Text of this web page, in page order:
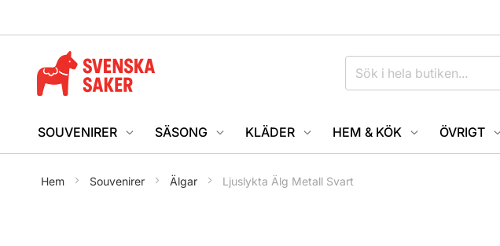
SOUVENIRER SÄSONG KLÄDER HEM & KÖK ÖVRIGT
Hem Souvenirer Älgar Ljuslykta Älg Metall Svart